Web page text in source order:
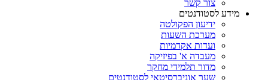
צור קשר
מידע לסטודנטים
ידיעון הפקולטה
מערכת השעות
ועדות אקדמיות
מעבדה א' בפיזיקה
מדור תלמידי מחקר
שער אוניברסיטאי לסטודנטים